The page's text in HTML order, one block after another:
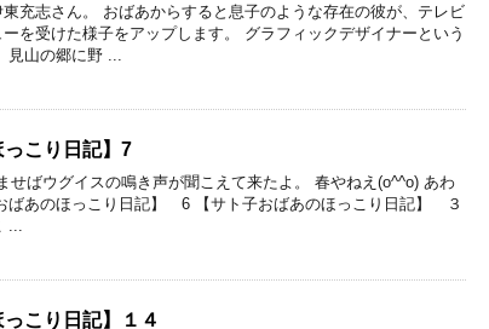
充志さん。 おばあからすると息子のような存在の彼が、テレビ
を受けた様子をアップします。 グラフィックデザイナーという
山の郷に野 ...
っこり日記】7
せばウグイスの鳴き声が聞こえて来たよ。 春やねえ(o^^o) あわ
ばあのほっこり日記】 6 【サト子おばあのほっこり日記】 ３
っこり日記】１４